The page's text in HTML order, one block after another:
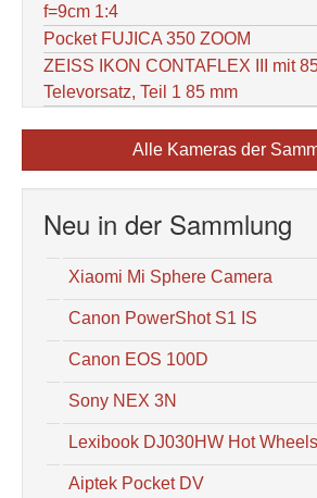
f=9cm 1:4
Pocket FUJICA 350 ZOOM
ZEISS IKON CONTAFLEX III mit
Televorsatz, Teil 1 85 mm
Alle Kameras der
Neu in der Sammlung
Xiaomi Mi Sphere Camera
Canon PowerShot S1 IS
Canon EOS 100D
Sony NEX 3N
Lexibook DJ030HW Hot Wheels
Aiptek Pocket DV